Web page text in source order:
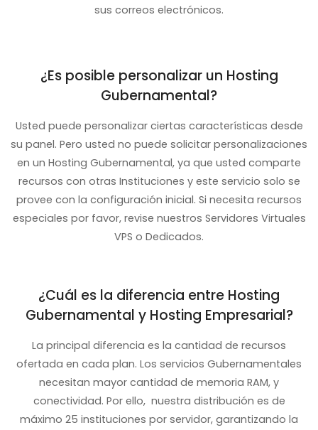
sus correos electrónicos.
¿Es posible personalizar un Hosting
Gubernamental?
Usted puede personalizar ciertas características desde
su panel. Pero usted no puede solicitar personalizaciones
en un Hosting Gubernamental, ya que usted comparte
recursos con otras Instituciones y este servicio solo se
provee con la configuración inicial. Si necesita recursos
especiales por favor, revise nuestros Servidores Virtuales
VPS o Dedicados.
¿Cuál es la diferencia entre Hosting
Gubernamental y Hosting Empresarial?
La principal diferencia es la cantidad de recursos
ofertada en cada plan. Los servicios Gubernamentales
necesitan mayor cantidad de memoria RAM, y
conectividad. Por ello, nuestra distribución es de
máximo 25 instituciones por servidor, garantizando la